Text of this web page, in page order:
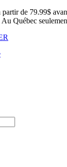
de 79.99$
Québec